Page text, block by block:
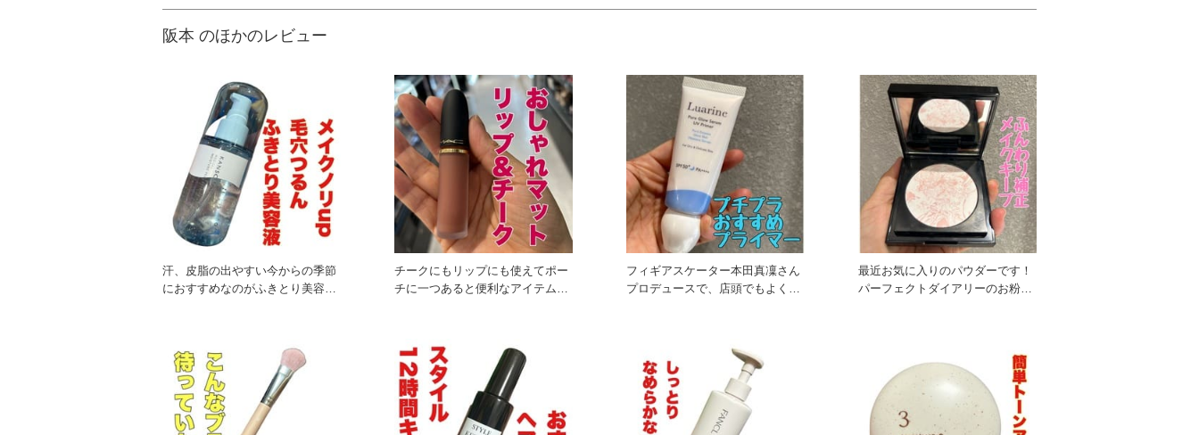
阪本 のほかのレビュー
汗、皮脂の出やすい今からの季節
におすすめなのがふきとり美容
チークにもリップにも使えてポー
チに一つあると便利なアイテムで
フィギアスケーター本田真凜さん
プロデュースで、店頭でもよく売
最近お気に入りのパウダーです！
パーフェクトダイアリーのお粉、